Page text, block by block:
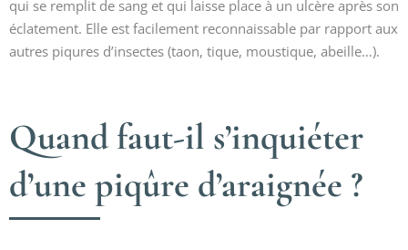
qui se remplit de sang et qui laisse place à un ulcère après son
éclatement. Elle est facilement reconnaissable par rapport aux
autres piqures d’insectes (taon, tique, moustique, abeille…).
Quand faut-il s’inquiéter
d’une piqûre d’araignée ?